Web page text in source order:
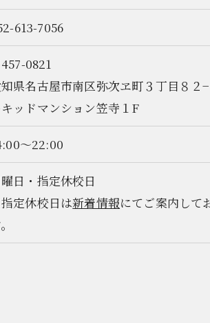
613-7056
0821
県名古屋市南区弥次ヱ町３丁目８２
ッドマンション笠寺１F
～22:00
曜日・指定休校日
定休校日は新着情報にてご案内して